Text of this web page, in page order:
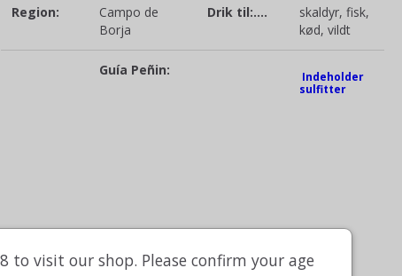
Region:
Campo de
Borja
Drik til:....
skaldyr, fisk,
kød, vildt
Guía Peñin:
Indeholder
sulfitter
to visit our shop. Please confirm your age